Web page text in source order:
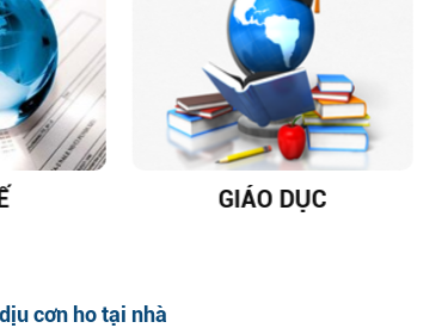
GIÁO DỤC
cơn ho tại nhà